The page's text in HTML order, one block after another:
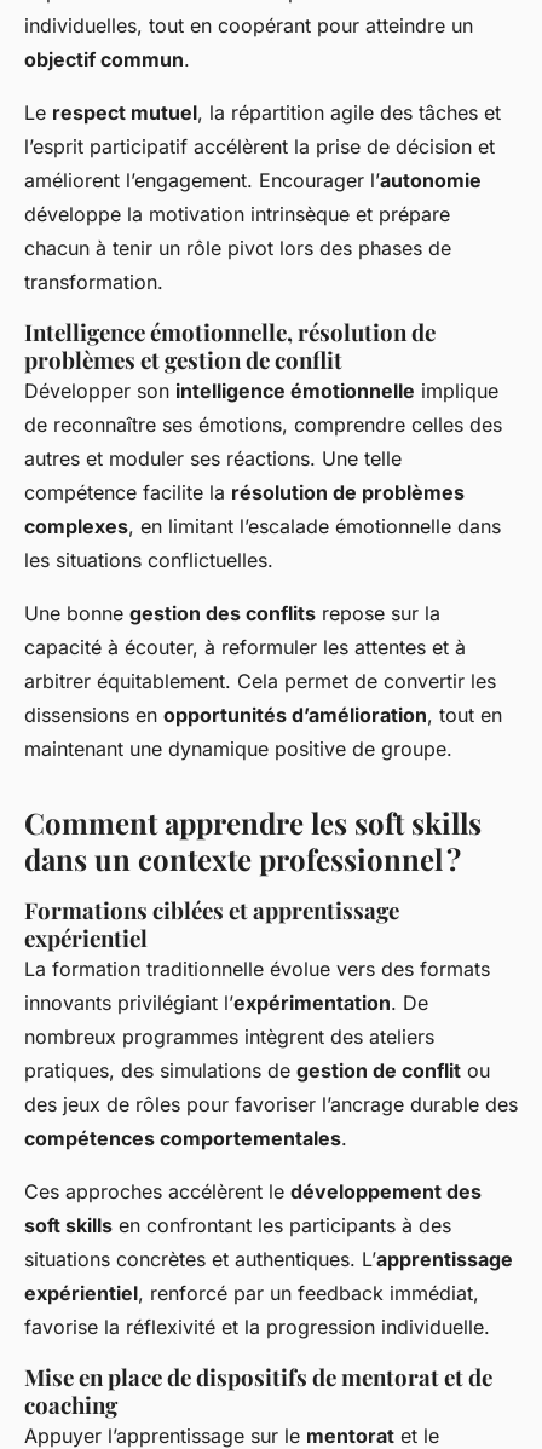
individuelles, tout en coopérant pour atteindre un
objectif commun.
Le respect mutuel, la répartition agile des tâches et
l’esprit participatif accélèrent la prise de décision et
améliorent l’engagement. Encourager l’autonomie
développe la motivation intrinsèque et prépare
chacun à tenir un rôle pivot lors des phases de
transformation.
Intelligence émotionnelle, résolution de
problèmes et gestion de conflit
Développer son intelligence émotionnelle implique
de reconnaître ses émotions, comprendre celles des
autres et moduler ses réactions. Une telle
compétence facilite la résolution de problèmes
complexes, en limitant l’escalade émotionnelle dans
les situations conflictuelles.
Une bonne gestion des conflits repose sur la
capacité à écouter, à reformuler les attentes et à
arbitrer équitablement. Cela permet de convertir les
dissensions en opportunités d’amélioration, tout en
maintenant une dynamique positive de groupe.
Comment apprendre les soft skills
dans un contexte professionnel ?
Formations ciblées et apprentissage
expérientiel
La formation traditionnelle évolue vers des formats
innovants privilégiant l’expérimentation. De
nombreux programmes intègrent des ateliers
pratiques, des simulations de gestion de conflit ou
des jeux de rôles pour favoriser l’ancrage durable des
compétences comportementales.
Ces approches accélèrent le développement des
soft skills en confrontant les participants à des
situations concrètes et authentiques. L’apprentissage
expérientiel, renforcé par un feedback immédiat,
favorise la réflexivité et la progression individuelle.
Mise en place de dispositifs de mentorat et de
coaching
Appuyer l’apprentissage sur le mentorat et le